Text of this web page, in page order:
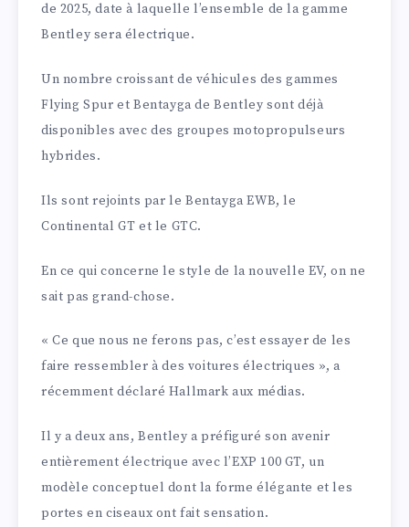
de 2025, date à laquelle l’ensemble de la gamme
Bentley sera électrique.
Un nombre croissant de véhicules des gammes
Flying Spur et Bentayga de Bentley sont déjà
disponibles avec des groupes motopropulseurs
hybrides.
Ils sont rejoints par le Bentayga EWB, le
Continental GT et le GTC.
En ce qui concerne le style de la nouvelle EV, on ne
sait pas grand-chose.
« Ce que nous ne ferons pas, c’est essayer de les
faire ressembler à des voitures électriques », a
récemment déclaré Hallmark aux médias.
Il y a deux ans, Bentley a préfiguré son avenir
entièrement électrique avec l’EXP 100 GT, un
modèle conceptuel dont la forme élégante et les
portes en ciseaux ont fait sensation.